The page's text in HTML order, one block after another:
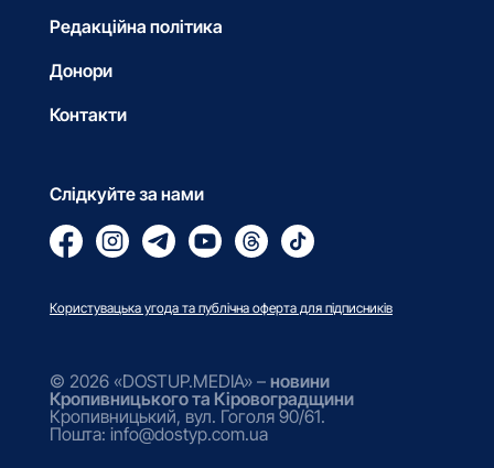
Редакційна політика
Донори
Контакти
Слідкуйте за нами
Користувацька угода та публічна оферта для підписників
© 2026 «DOSTUP.MEDIA» – новини
Кропивницького та Кіровоградщини
Кропивницький, вул. Гоголя 90/61.
Пошта: info@dostyp.com.ua